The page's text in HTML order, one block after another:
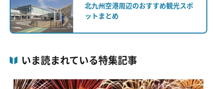
北九州空港周辺のおすすめ観光スポ
ットまとめ
いま読まれている特集記事